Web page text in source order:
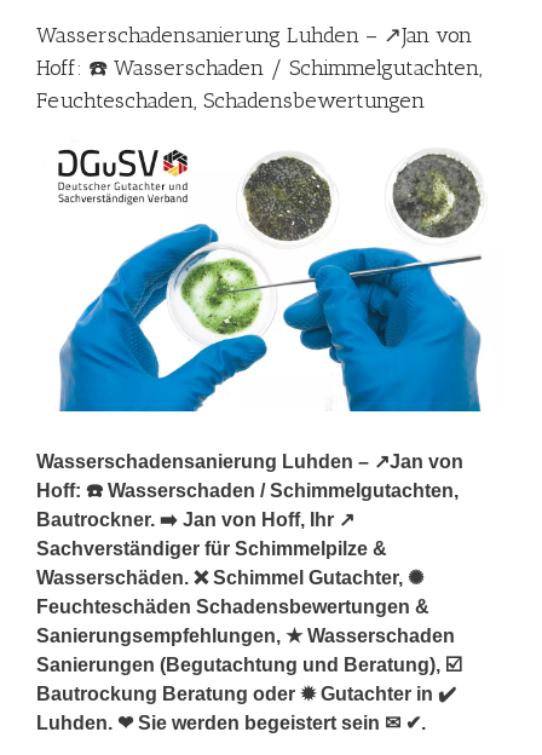
Wasserschadensanierung Luhden – ↗️Jan von
Hoff: ☎️ Wasserschaden / Schimmelgutachten,
Feuchteschaden, Schadensbewertungen
Wasserschadensanierung Luhden – ↗️Jan von
Hoff: ☎️ Wasserschaden / Schimmelgutachten,
Bautrockner. ➡️ Jan von Hoff, Ihr ↗️
Sachverständiger für Schimmelpilze &
Wasserschäden. ❌ Schimmel Gutachter, ✺
Feuchteschäden Schadensbewertungen &
Sanierungsempfehlungen, ★ Wasserschaden
Sanierungen (Begutachtung und Beratung), ☑️
Bautrockung Beratung oder ✹ Gutachter in ✔️
Luhden. ❤ Sie werden begeistert sein ✉ ✔.